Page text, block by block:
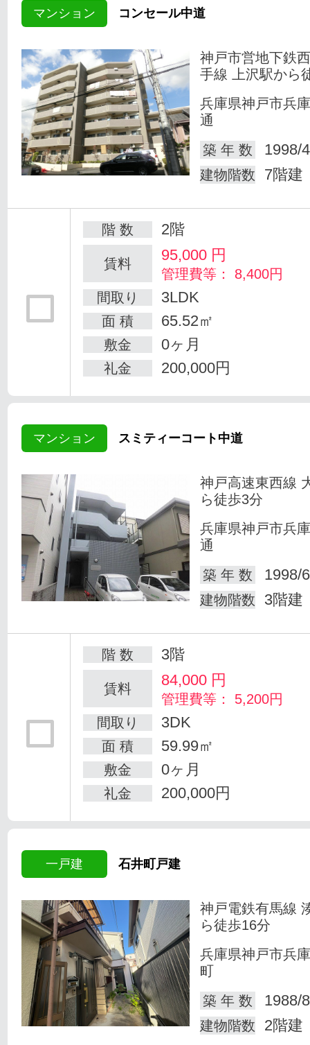
マンション コンセール中道
神戸市営地下鉄
手線 上沢駅から
兵庫県神戸市兵
通
築 年 数
1998/
建物階数 7階建
階 数 2階
賃料 95,000 円
管理費等： 8,400円
間取り
3LDK
面 積 65.52㎡
敷金 0ヶ月
礼金 200,000円
マンション スミティーコート中道
神戸高速東西線
ら徒歩3分
兵庫県神戸市兵
通
築 年 数
1998/
建物階数 3階建
階 数 3階
賃料 84,000 円
管理費等： 5,200円
間取り
3DK
面 積 59.99㎡
敷金 0ヶ月
礼金 200,000円
一戸建 石井町戸建
神戸電鉄有馬線
ら徒歩16分
兵庫県神戸市兵
町
築 年 数
1988/
建物階数 2階建